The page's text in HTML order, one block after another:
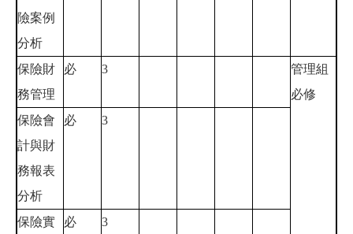
險案例
分析
保險財
務管理
必 3
管理組
必修
保險會
計與財
務報表
分析
必 3
保險實
必 3